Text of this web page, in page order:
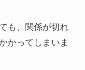
も、関係が切れ
かってしまいま